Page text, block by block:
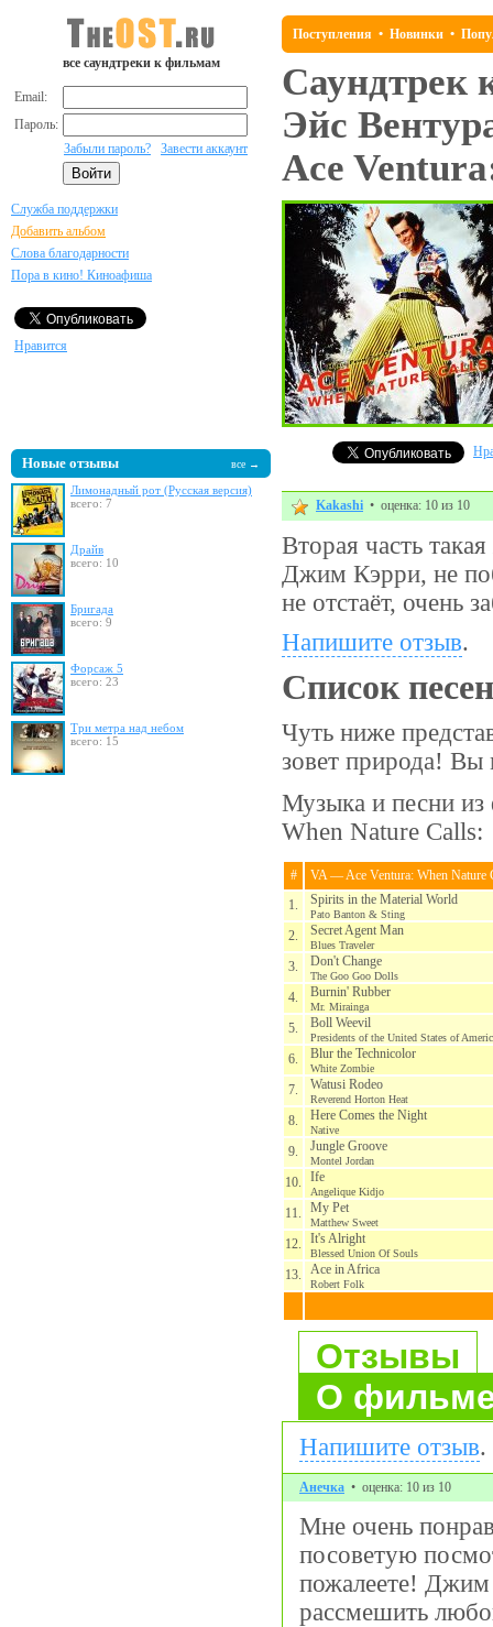
все саундтреки к фильмам
Email:
Пароль:
Забыли пароль?
Завести аккаунт
Служба поддержки
Добавить альбом
Слова благодарности
Пора в кино! Киноафиша
Нравится
Новые отзывы все →
Лимонадный рот (Русская версия)
всего: 7
Драйв
всего: 10
Бригада
всего: 9
Форсаж 5
всего: 23
Три метра над небом
всего: 15
Поступления • Новинки •
Саундтрек
Эйс
Ace
Kakashi • оценка: 10 из 10
Вторая часть
Джим Кэрри, не
не отстаёт, очень
Напишите отзыв.
Список песен
Чуть ниже
зовет природа!
Музыка и песни из
When Nature Calls:
#
VA — Ace Ventura: When Nature
1.
Spirits in the Material World
Pato Banton & Sting
2. Secret Agent Man
Blues Traveler
3. Don't Change
The Goo Goo Dolls
4. Burnin' Rubber
Mr. Mirainga
5. Boll Weevil
Presidents of the United States of
6. Blur the Technicolor
White Zombie
7. Watusi Rodeo
Reverend Horton Heat
8. Here Comes the Night
Native
9. Jungle Groove
Montel Jordan
10. Ife
Angelique Kidjo
11. My Pet
Matthew Sweet
12. It's Alright
Blessed Union Of Souls
13. Ace in Africa
Robert Folk
Отзывы
О
Напишите отзыв.
Анечка • оценка: 10 из 10
Мне очень
посоветую
пожалеете! Джим
рассмешить